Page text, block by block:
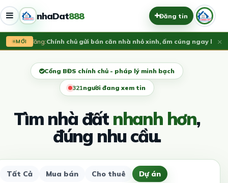
nhaDat888 Đăng tin
MỚI
Vừa đăng:​Chính chủ gửi bán căn nhà nhỏ xinh, ấm cúng ngay lõi ×
Cổng BĐS chính chủ - pháp lý minh bạch
323người đang xem tin
Tìm nhà đấtnhanh hơn,
đúng nhu cầu.
Tất Cả Mua bán Cho thuê Dự án